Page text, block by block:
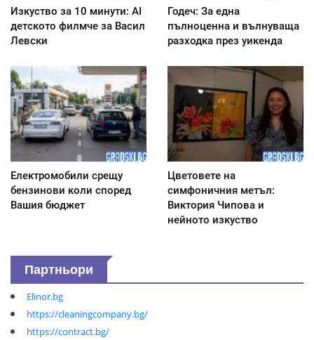
Изкуство за 10 минути: AI
детското филмче за Васил
Левски
Годеч: За една
пълноценна и вълнуваща
разходка през уикенда
Електромобили срещу
бензинови коли според
Вашия бюджет
Цветовете на
симфоничния метъл:
Виктория Чипова и
нейното изкуство
Партньори
Elinor.bg
https://cleaningcompany.bg/
https://contract.bg/